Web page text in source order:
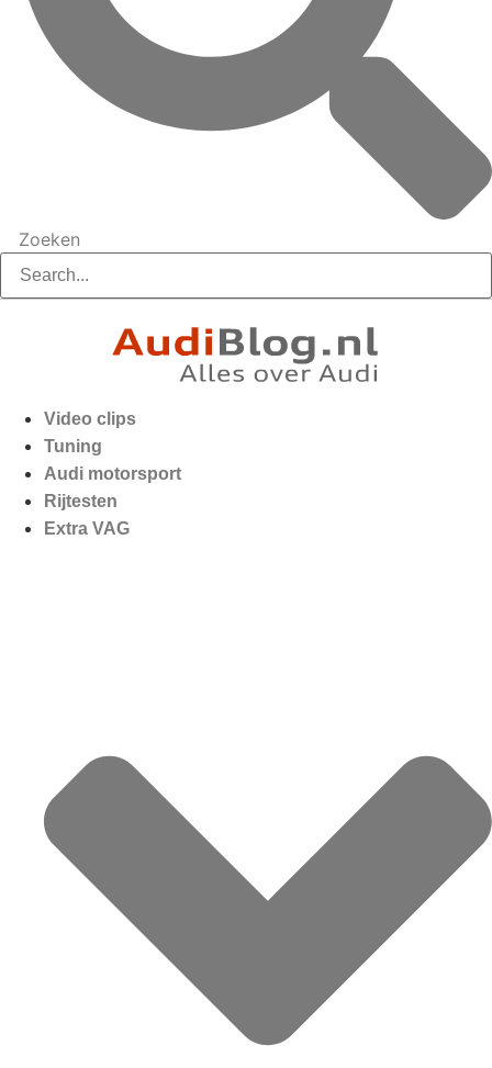
Zoeken
Video clips
Tuning
Audi motorsport
Rijtesten
Extra VAG